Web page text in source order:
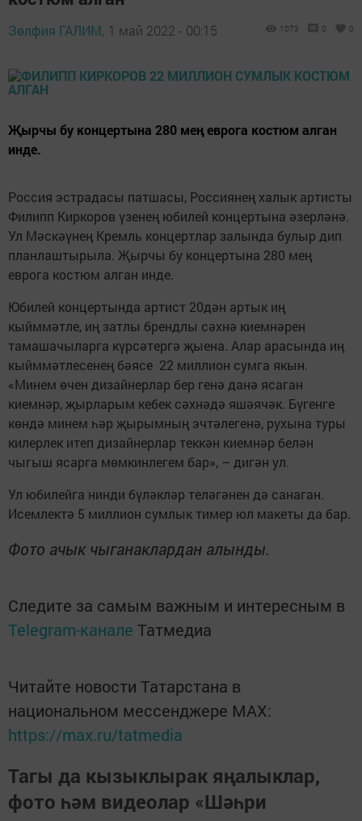
Зөлфия ГАЛИМ, 1 май 2022 - 00:15 1073 0 0
Җырчы бу концертына 280 мең еврога костюм алган
инде.
Россия эстрадасы патшасы, Россиянең халык артисты
Филипп Киркоров үзенең юбилей концертына әзерләнә.
Ул Мәскәүнең Кремль концертлар залында булыр дип
планлаштырыла. Җырчы бу концертына 280 мең
еврога костюм алган инде.
Юбилей концертында артист 20дән артык иң
кыйммәтле, иң затлы брендлы сәхнә киемнәрен
тамашачыларга күрсәтергә җыена. Алар арасында иң
кыйммәтлесенең бәясе 22 миллион сумга якын.
«Минем өчен дизайнерлар бер генә данә ясаган
киемнәр, җырларым кебек сәхнәдә яшәячәк. Бүгенге
көндә минем һәр җырымның эчтәлегенә, рухына туры
килерлек итеп дизайнерлар теккән киемнәр белән
чыгыш ясарга мөмкинлегем бар», – дигән ул.
Ул юбилейга нинди бүләкләр теләгәнен дә санаган.
Исемлектә 5 миллион сумлык тимер юл макеты да бар.
Фото ачык чыганаклардан алынды.
Следите за самым важным и интересным в
Telegram-канале Татмедиа
Читайте новости Татарстана в
национальном мессенджере MАХ:
https://max.ru/tatmedia
Тагы да кызыклырак яңалыклар,
фото һәм видеолар «Шәһри